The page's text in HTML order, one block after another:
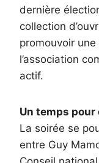
dernière
collection
promouvoir une
l’association
actif.
Un temps
La soirée se
entre Guy